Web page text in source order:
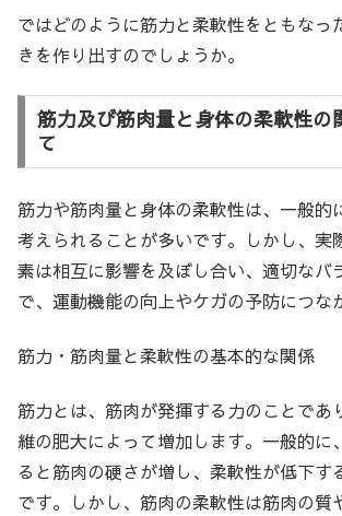
ではどのように筋力と柔軟性をともなっ
きを作り出すのでしょうか。
筋力及び筋肉量と身体の柔軟性の
て
筋力や筋肉量と身体の柔軟性は、一般的
考えられることが多いです。しかし、実
素は相互に影響を及ぼし合い、適切なバ
で、運動機能の向上やケガの予防につな
筋力・筋肉量と柔軟性の基本的な関係
筋力とは、筋肉が発揮する力のことであ
維の肥大によって増加します。一般的に
ると筋肉の硬さが増し、柔軟性が低下す
です。しかし、筋肉の柔軟性は筋肉の質